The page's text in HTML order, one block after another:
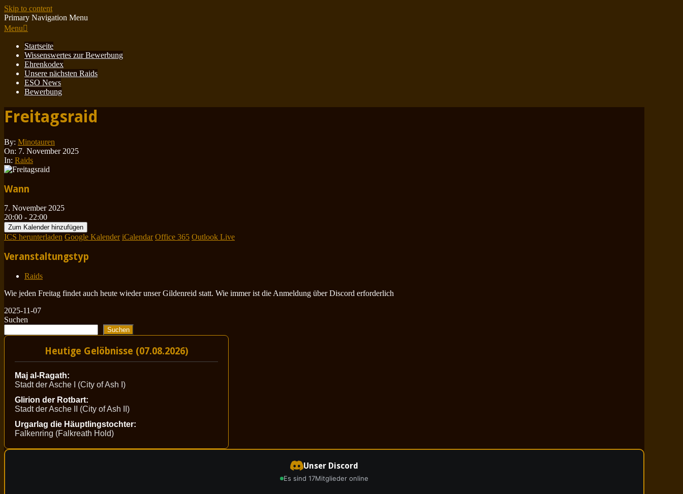
Skip to content
Primary Navigation Menu
Menu
Startseite
Wissenswertes zur Bewerbung
Ehrenkodex
Unsere nächsten Raids
ESO News
Bewerbung
Freitagsraid
By: Minotauren
On: 7. November 2025
In: Raids
Wann
7. November 2025
20:00 - 22:00
Zum Kalender hinzufügen
ICS herunterladen Google Kalender iCalendar Office 365 Outlook Live
Veranstaltungstyp
Raids
Wie jeden Freitag findet auch heute wieder unser Gildenreid statt. Wie immer ist die Anmeldung über Discord erforderlich
2025-11-07
Suchen
Suchen
Heutige Gelöbnisse (07.08.2026)
Maj al-Ragath:
Stadt der Asche I (City of Ash I)
Glirion der Rotbart:
Stadt der Asche II (City of Ash II)
Urgarlag die Häuptlingstochter:
Falkenring (Falkreath Hold)
Unser Discord
Es sind 17Mitglieder online